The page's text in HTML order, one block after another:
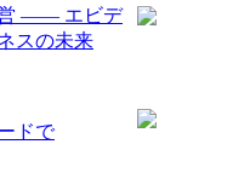
営 ―― エビデ
スの未来
ドで